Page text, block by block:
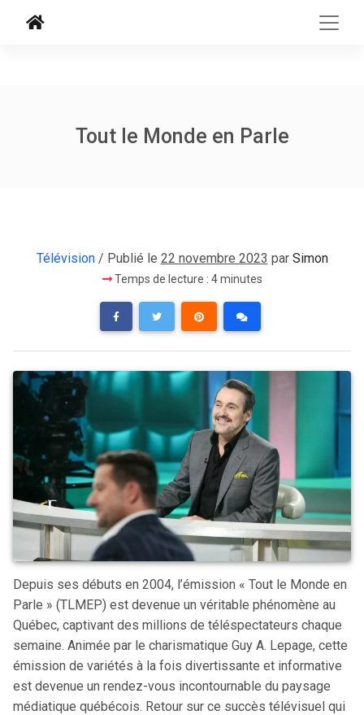
Tout le Monde en Parle
Télévision/ Publié le 22 novembre 2023 par Simon
Temps de lecture : 4 minutes
Depuis ses débuts en 2004, l’émission « Tout le Monde en
Parle » (TLMEP) est devenue un véritable phénomène au
Québec, captivant des millions de téléspectateurs chaque
semaine. Animée par le charismatique Guy A. Lepage, cette
émission de variétés à la fois divertissante et informative
est devenue un rendez-vous incontournable du paysage
médiatique québécois. Retour sur ce succès télévisuel qui